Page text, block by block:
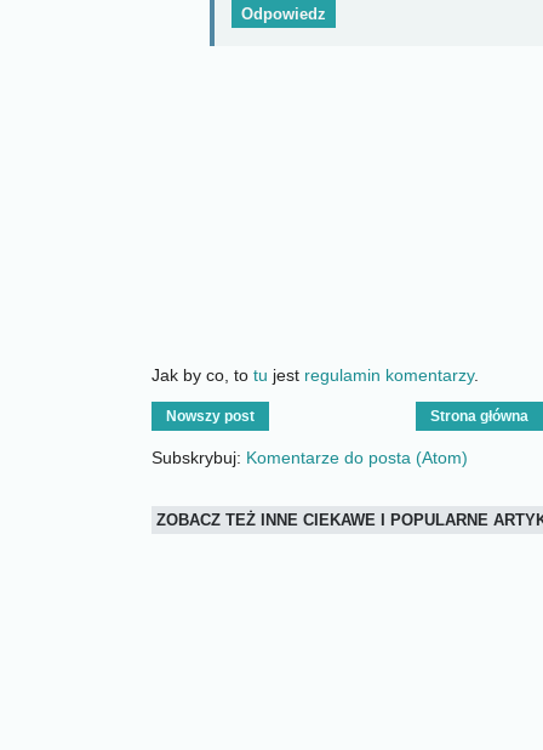
Odpowiedz
Jak by co, to tu jest regulamin komentarzy.
Nowszy post Strona główna
Subskrybuj: Komentarze do posta (Atom)
ZOBACZ TEŻ INNE CIEKAWE I POPULARNE